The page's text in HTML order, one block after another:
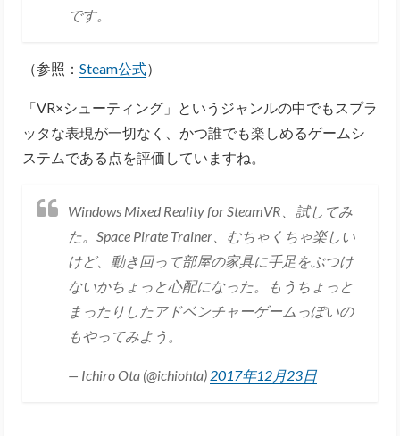
です。
（参照： Steam公式）
「VR×シューティング」というジャンルの中でもスプラ
ッタな表現が一切なく、かつ誰でも楽しめるゲームシ
ステムである点を評価していますね。
Windows Mixed Reality for SteamVR、試してみ
た。Space Pirate Trainer、むちゃくちゃ楽しい
けど、動き回って部屋の家具に手足をぶつけ
ないかちょっと心配になった。もうちょっと
まったりしたアドベンチャーゲームっぽいの
もやってみよう。
— Ichiro Ota (@ichiohta) 2017年12月23日